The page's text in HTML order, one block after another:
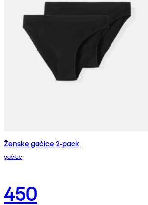
Ženske gaćice 2-pack
gaćice
450